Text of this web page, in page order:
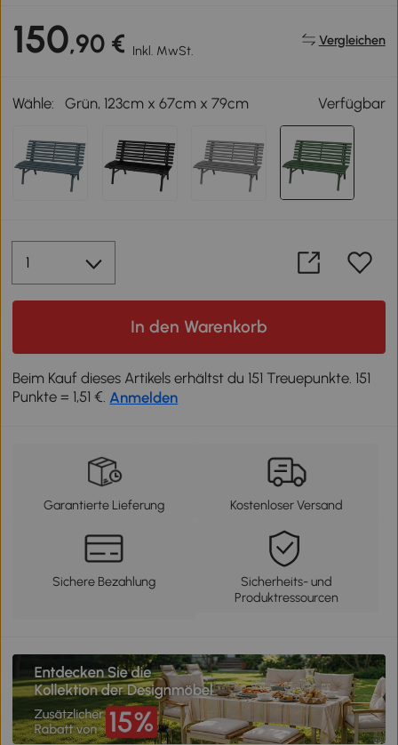
150,90 € Inkl. MwSt.
Vergleichen
Wähle: Grün, 123cm x 67cm x 79cm Verfügbar
In den Warenkorb
Beim Kauf dieses Artikels erhältst du 151 Treuepunkte. 151
Punkte = 1,51 €. Anmelden
Garantierte Lieferung Kostenloser Versand
Sichere Bezahlung
Sicherheits- und
Produktressourcen